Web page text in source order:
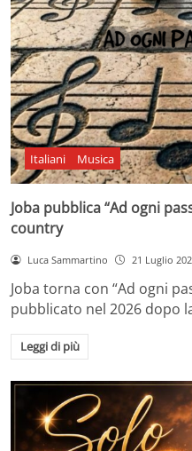
Italiani Musica
Joba pubblica “Ad ogni
country
Luca Sammartino 21 Luglio
Joba torna con “Ad ogni
pubblicato nel 2026 dopo
Leggi di più